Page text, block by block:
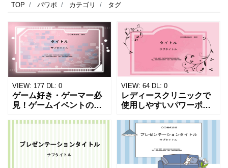
TOP パワポ カテゴリ タグ
VIEW: 177 DL: 0
ゲーム好き・ゲーマー必
見！ゲームイベントの案
ォーマットとなり、プロ
うなおしゃれな背景素材
です。 ゲーム大会の開催
VIEW: 64 DL: 0
レディースクリニックで
使用しやすいパワーポイ
ります。クリニックの診
療案内・施術の説明・同
意書・商品紹介・院長紹
介・スタッフ紹介・担当
医など